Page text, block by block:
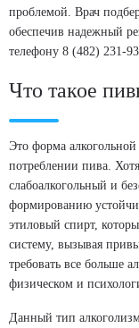
проблемой. Врач
обеспечив надежный
телефону 8 (482) 231-
Что такое
Это форма
потреблении пива.
слабоалкогольный и
формированию
этиловый спирт,
систему, вызывая
требовать все больше
физическом и
Данный тип